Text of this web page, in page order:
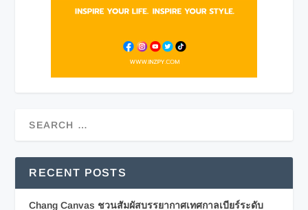
RECENT POSTS
Chang Canvas ชวนสัมผัสบรรยากาศเทศกาลเบียร์ระดับ